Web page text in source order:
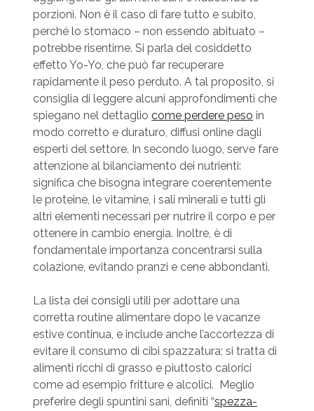
porzioni. Non è il caso di fare tutto e subito,
perché lo stomaco – non essendo abituato –
potrebbe risentirne. Si parla del cosiddetto
effetto Yo-Yo, che può far recuperare
rapidamente il peso perduto. A tal proposito, si
consiglia di leggere alcuni approfondimenti che
spiegano nel dettaglio come perdere peso in
modo corretto e duraturo, diffusi online dagli
esperti del settore. In secondo luogo, serve fare
attenzione al bilanciamento dei nutrienti:
significa che bisogna integrare coerentemente
le proteine, le vitamine, i sali minerali e tutti gli
altri elementi necessari per nutrire il corpo e per
ottenere in cambio energia. Inoltre, è di
fondamentale importanza concentrarsi sulla
colazione, evitando pranzi e cene abbondanti.
La lista dei consigli utili per adottare una
corretta routine alimentare dopo le vacanze
estive continua, e include anche l’accortezza di
evitare il consumo di cibi spazzatura; si tratta di
alimenti ricchi di grasso e piuttosto calorici
come ad esempio fritture e alcolici. Meglio
preferire degli spuntini sani, definiti “spezza-